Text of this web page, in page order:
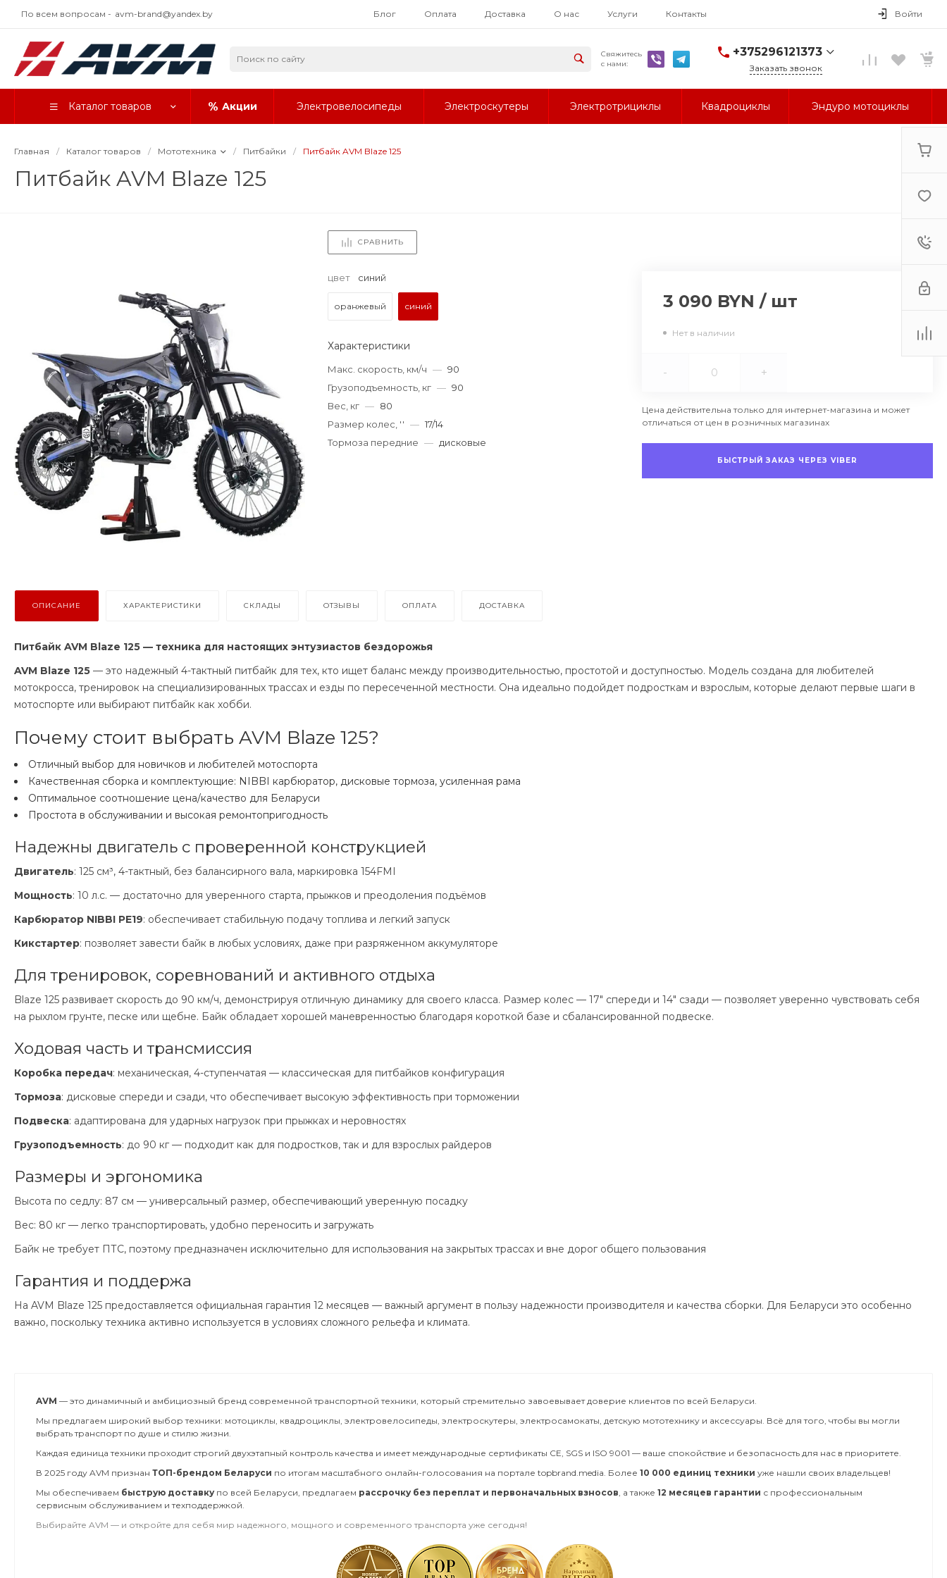
По всем вопросам - avm-brand@yandex.by Блог Оплата Доставка О нас Услуги Контакты Войти
Свяжитесь
с нами:
+375296121373
г. Гомель, ул.
Заказать звонок
Каталог товаров Акции Электровелосипеды Электроскутеры Электротрициклы Квадроциклы Эндуро мотоциклы
Главная / Каталог товаров / Мототехника / Питбайки / Питбайк AVM Blaze 125
Питбайк AVM Blaze 125
СРАВНИТЬ
цвет синий
оранжевый синий
Характеристики
Макс. скорость, км/ч — 90
Грузоподъемность, кг — 90
Вес, кг — 80
Размер колес, '' — 17/14
Тормоза передние — дисковые
3 090 BYN / шт
Нет в наличии
- +
Цена действительна только для интернет-магазина и может
отличаться от цен в розничных магазинах
БЫСТРЫЙ ЗАКАЗ ЧЕРЕЗ VIBER
ОПИСАНИЕ ХАРАКТЕРИСТИКИ СКЛАДЫ ОТЗЫВЫ ОПЛАТА ДОСТАВКА
Питбайк AVM Blaze 125 — техника для настоящих энтузиастов бездорожья
AVM Blaze 125 — это надежный 4-тактный питбайк для тех, кто ищет баланс между производительностью, простотой и доступностью. Модель создана для любителей
мотокросса, тренировок на специализированных трассах и езды по пересеченной местности. Она идеально подойдет подросткам и взрослым, которые делают первые шаги в
мотоспорте или выбирают питбайк как хобби.
Почему стоит выбрать AVM Blaze 125?
Отличный выбор для новичков и любителей мотоспорта
Качественная сборка и комплектующие: NIBBI карбюратор, дисковые тормоза, усиленная рама
Оптимальное соотношение цена/качество для Беларуси
Простота в обслуживании и высокая ремонтопригодность
Надежны двигатель с проверенной конструкцией
Двигатель: 125 см³, 4-тактный, без балансирного вала, маркировка 154FMI
Мощность: 10 л.с. — достаточно для уверенного старта, прыжков и преодоления подъёмов
Карбюратор NIBBI PE19: обеспечивает стабильную подачу топлива и легкий запуск
Кикстартер: позволяет завести байк в любых условиях, даже при разряженном аккумуляторе
Для тренировок, соревнований и активного отдыха
Blaze 125 развивает скорость до 90 км/ч, демонстрируя отличную динамику для своего класса. Размер колес — 17" спереди и 14" сзади — позволяет уверенно чувствовать себя
на рыхлом грунте, песке или щебне. Байк обладает хорошей маневренностью благодаря короткой базе и сбалансированной подвеске.
Ходовая часть и трансмиссия
Коробка передач: механическая, 4-ступенчатая — классическая для питбайков конфигурация
Тормоза: дисковые спереди и сзади, что обеспечивает высокую эффективность при торможении
Подвеска: адаптирована для ударных нагрузок при прыжках и неровностях
Грузоподъемность: до 90 кг — подходит как для подростков, так и для взрослых райдеров
Размеры и эргономика
Высота по седлу: 87 см — универсальный размер, обеспечивающий уверенную посадку
Вес: 80 кг — легко транспортировать, удобно переносить и загружать
Байк не требует ПТС, поэтому предназначен исключительно для использования на закрытых трассах и вне дорог общего пользования
Гарантия и поддержа
На AVM Blaze 125 предоставляется официальная гарантия 12 месяцев — важный аргумент в пользу надежности производителя и качества сборки. Для Беларуси это особенно
важно, поскольку техника активно используется в условиях сложного рельефа и климата.
AVM — это динамичный и амбициозный бренд современной транспортной техники, который стремительно завоевывает доверие клиентов по всей Беларуси.
Мы предлагаем широкий выбор техники: мотоциклы, квадроциклы, электровелосипеды, электроскутеры, электросамокаты, детскую мототехнику и аксессуары. Всё для того, чтобы вы могли
выбрать транспорт по душе и стилю жизни.
Каждая единица техники проходит строгий двухэтапный контроль качества и имеет международные сертификаты CE, SGS и ISO 9001 — ваше спокойствие и безопасность для нас в приоритете.
В 2025 году AVM признан ТОП-брендом Беларуси по итогам масштабного онлайн-голосования на портале topbrand.media. Более 10 000 единиц техники уже нашли своих владельцев!
Мы обеспечиваем быструю доставкупо всей Беларуси, предлагаем рассрочку без переплат и первоначальных взносов, а также 12 месяцев гарантии с профессиональным
сервисным обслуживанием и техподдержкой.
Выбирайте AVM — и откройте для себя мир надежного, мощного и современного транспорта уже сегодня!